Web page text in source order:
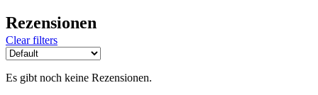
Rezensionen
Clear filters
Es gibt noch keine Rezensionen.